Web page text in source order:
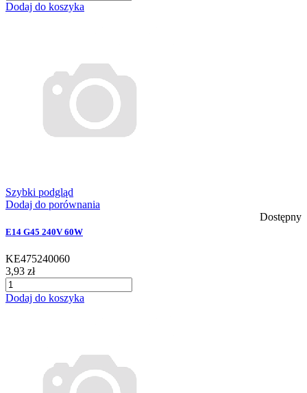
Dodaj do koszyka
Szybki podgląd
Dodaj do porównania
Dostępny
E14 G45 240V 60W
KE475240060
3,93 zł
Dodaj do koszyka